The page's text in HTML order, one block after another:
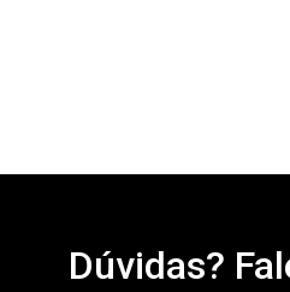
Dúvidas?